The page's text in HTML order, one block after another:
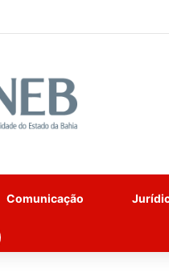
Comunicação